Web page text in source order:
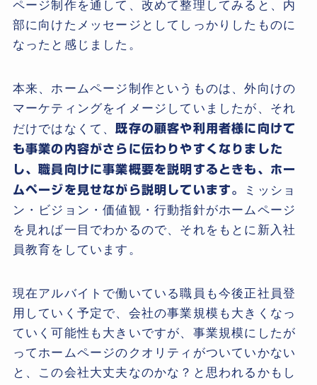
ページ制作を通して、改めて整理してみると、内
部に向けたメッセージとしてしっかりしたものに
なったと感じました。
本来、ホームページ制作というものは、外向けの
マーケティングをイメージしていましたが、それ
だけではなくて、既存の顧客や利用者様に向けて
も事業の内容がさらに伝わりやすくなりました
し、職員向けに事業概要を説明するときも、ホー
ムページを見せながら説明しています。
ミッショ
ン・ビジョン・価値観・行動指針がホームページ
を見れば一目でわかるので、それをもとに新入社
員教育をしています。
現在アルバイトで働いている職員も今後正社員登
用していく予定で、会社の事業規模も大きくなっ
ていく可能性も大きいですが、事業規模にしたが
ってホームページのクオリティがついていかない
と、この会社大丈夫なのかな？と思われるかもし